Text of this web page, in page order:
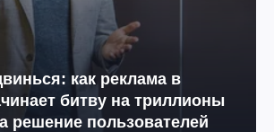
как реклама в
битву на триллионы
решение пользователей